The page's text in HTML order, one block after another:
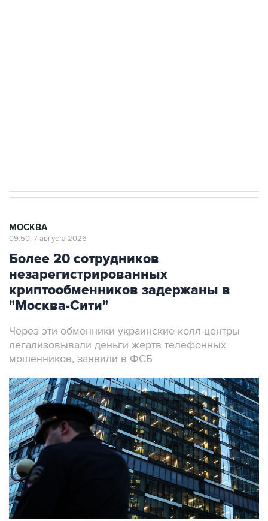
МОСКВА
09:50, 7 августа 2026
Более 20 сотрудников
незарегистрированных
криптообменников задержаны в
"Москва-Сити"
Через эти обменники украинские колл-центры
легализовывали деньги жертв телефонных
мошенников, заявили в ФСБ